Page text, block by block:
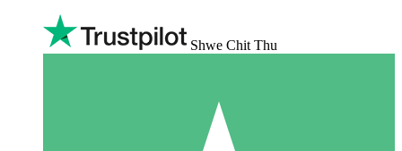
Shwe Chit Thu